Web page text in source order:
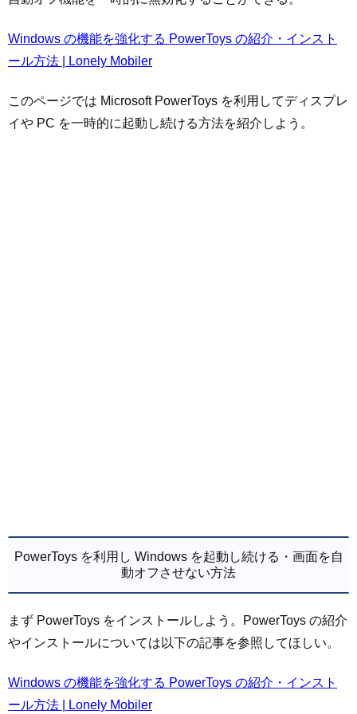
Windows の機能を強化する PowerToys の紹介・インスト
ール方法 | Lonely Mobiler
このページでは Microsoft PowerToys を利用してディスプレ
イや PC を一時的に起動し続ける方法を紹介しよう。
PowerToys を利用し Windows を起動し続ける・画面を自
動オフさせない方法
まず PowerToys をインストールしよう。PowerToys の紹介
やインストールについては以下の記事を参照してほしい。
Windows の機能を強化する PowerToys の紹介・インスト
ール方法 | Lonely Mobiler